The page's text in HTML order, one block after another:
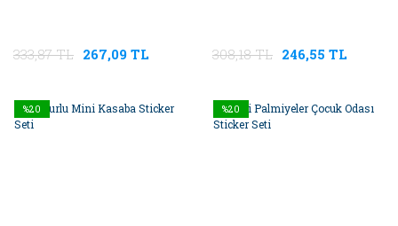
333,87 TL 267,09 TL 308,18 TL 246,55 TL
%20 %20